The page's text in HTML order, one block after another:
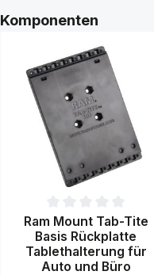
Produktgalerie überspringen
Komponenten
Durchschnittliche
Ram Mount Tab-Tite
Basis Rückplatte
Tablethalterung für
Auto und Büro